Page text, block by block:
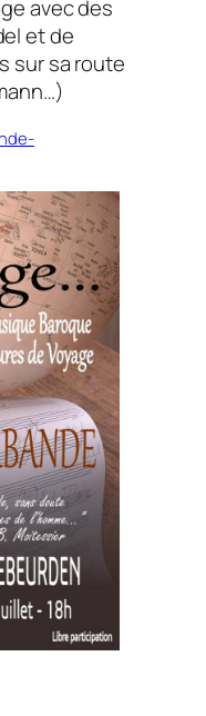
avec des
et de
sur sa route